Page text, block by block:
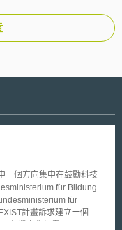
個方向集中在鼓勵科技
für Bildung
für
計畫訴求建立一個科